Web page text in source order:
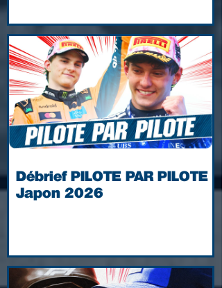
Débrief PILOTE PAR PILOTE |
Japon 2026